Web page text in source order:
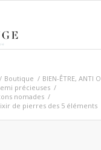
/ Boutique / BIEN-ÊTRE, ANTI
précieuses /
nomades /
de pierres des 5 éléments